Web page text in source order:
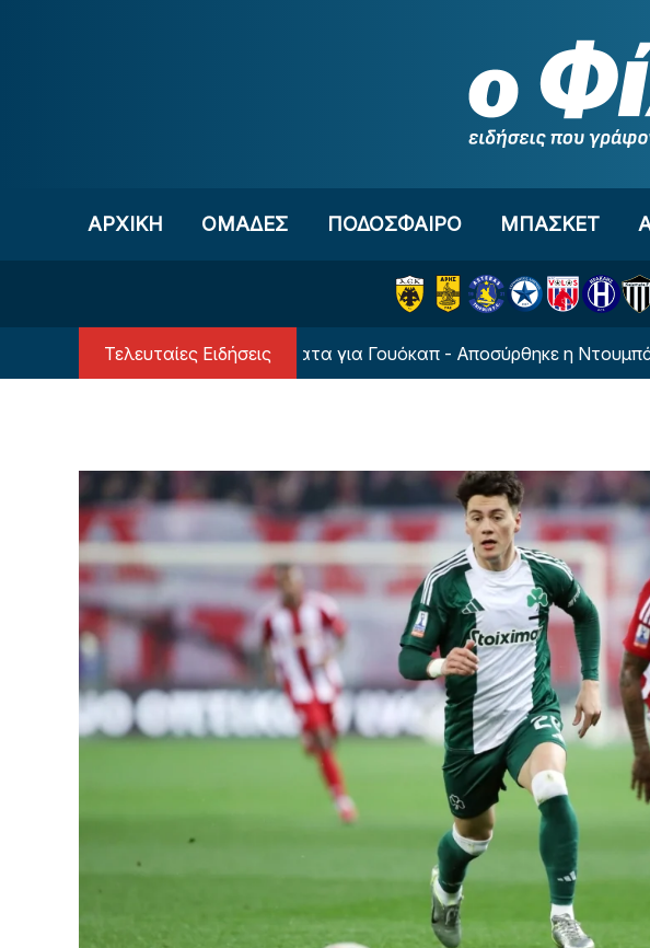
ΑΡΧΙΚΗ OΜΑΔΕΣ ΠΟΔΟΣΦΑΙΡΟ ΜΠΑΣΚΕΤ
Τελευταίες Ειδήσεις
Δεν μειώνει τα χρήματα για Γουόκαπ - Αποσύρθηκε η Ντουμπάι